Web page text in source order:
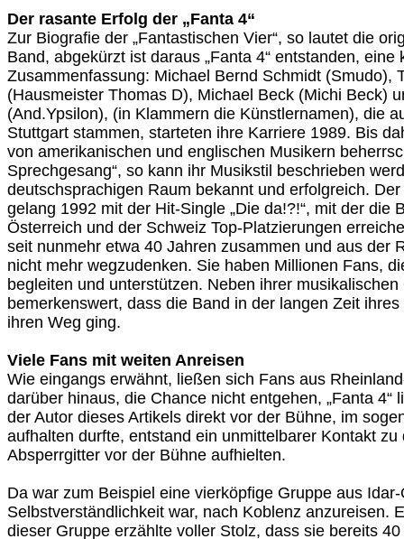
Der rasante Erfolg der „Fanta 4“
Zur Biografie der „Fantastischen Vier“, so lautet die
Band, abgekürzt ist daraus „Fanta 4“ entstanden, eine
Zusammenfassung: Michael Bernd Schmidt (Smudo),
(Hausmeister Thomas D), Michael Beck (Michi Beck)
(And.Ypsilon), (in Klammern die Künstlernamen), die
Stuttgart stammen, starteten ihre Karriere 1989. Bis
von amerikanischen und englischen Musikern
Sprechgesang“, so kann ihr Musikstil beschrieben
deutschsprachigen Raum bekannt und erfolgreich.
gelang 1992 mit der Hit-Single „Die da!?!“, mit der die
Österreich und der Schweiz Top-Platzierungen
seit nunmehr etwa 40 Jahren zusammen und aus der
nicht mehr wegzudenken. Sie haben Millionen Fans,
begleiten und unterstützen. Neben ihrer musikalischen
bemerkenswert, dass die Band in der langen Zeit
ihren Weg ging.
Viele Fans mit weiten Anreisen
Wie eingangs erwähnt, ließen sich Fans aus
darüber hinaus, die Chance nicht entgehen, „Fanta 4“
der Autor dieses Artikels direkt vor der Bühne, im
aufhalten durfte, entstand ein unmittelbarer Kontakt
Absperrgitter vor der Bühne aufhielten.
Da war zum Beispiel eine vierköpfige Gruppe aus
Selbstverständlichkeit war, nach Koblenz anzureisen.
dieser Gruppe erzählte voller Stolz, dass sie bereits 40